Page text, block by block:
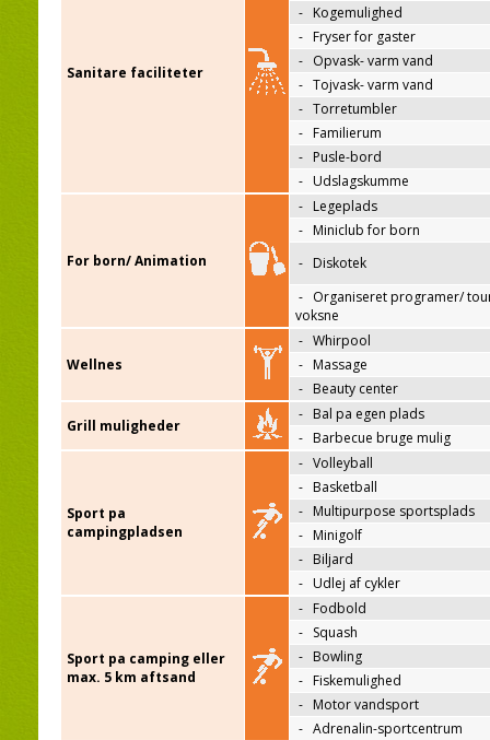
Sanitare faciliteter
- Kogemulighed
- Fryser for gaster
- Opvask- varm vand
- Tojvask- varm vand
- Torretumbler
- Familierum
- Pusle-bord
- Udslagskumme
For born/ Animation
- Legeplads
- Miniclub for born
- Diskotek
- Organiseret programer/
voksne
Wellnes
- Whirpool
- Massage
- Beauty center
Grill muligheder
- Bal pa egen plads
- Barbecue bruge mulig
Sport pa
campingpladsen
- Volleyball
- Basketball
- Multipurpose sportsplads
- Minigolf
- Biljard
- Udlej af cykler
Sport pa camping eller
max. 5 km aftsand
- Fodbold
- Squash
- Bowling
- Fiskemulighed
- Motor vandsport
- Adrenalin-sportcentrum